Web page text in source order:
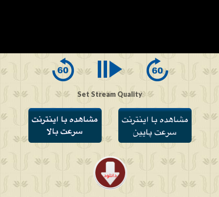
of
Set Stream Quality